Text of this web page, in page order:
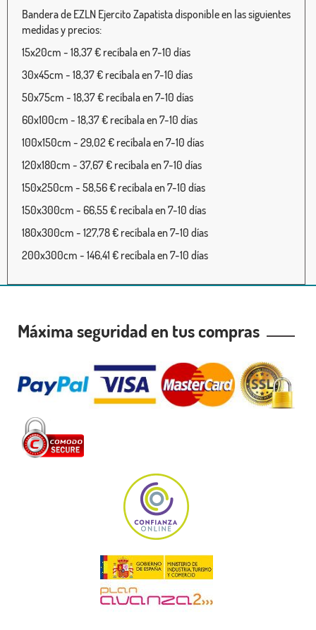
Bandera de EZLN Ejercito Zapatista disponible en las siguientes
medidas y precios:
15x20cm - 18,37 € recíbala en 7-10 días
30x45cm - 18,37 € recíbala en 7-10 días
50x75cm - 18,37 € recíbala en 7-10 días
60x100cm - 18,37 € recíbala en 7-10 días
100x150cm - 29,02 € recíbala en 7-10 días
120x180cm - 37,67 € recíbala en 7-10 días
150x250cm - 58,56 € recíbala en 7-10 días
150x300cm - 66,55 € recíbala en 7-10 días
180x300cm - 127,78 € recíbala en 7-10 días
200x300cm - 146,41 € recíbala en 7-10 días
Máxima seguridad en tus compras